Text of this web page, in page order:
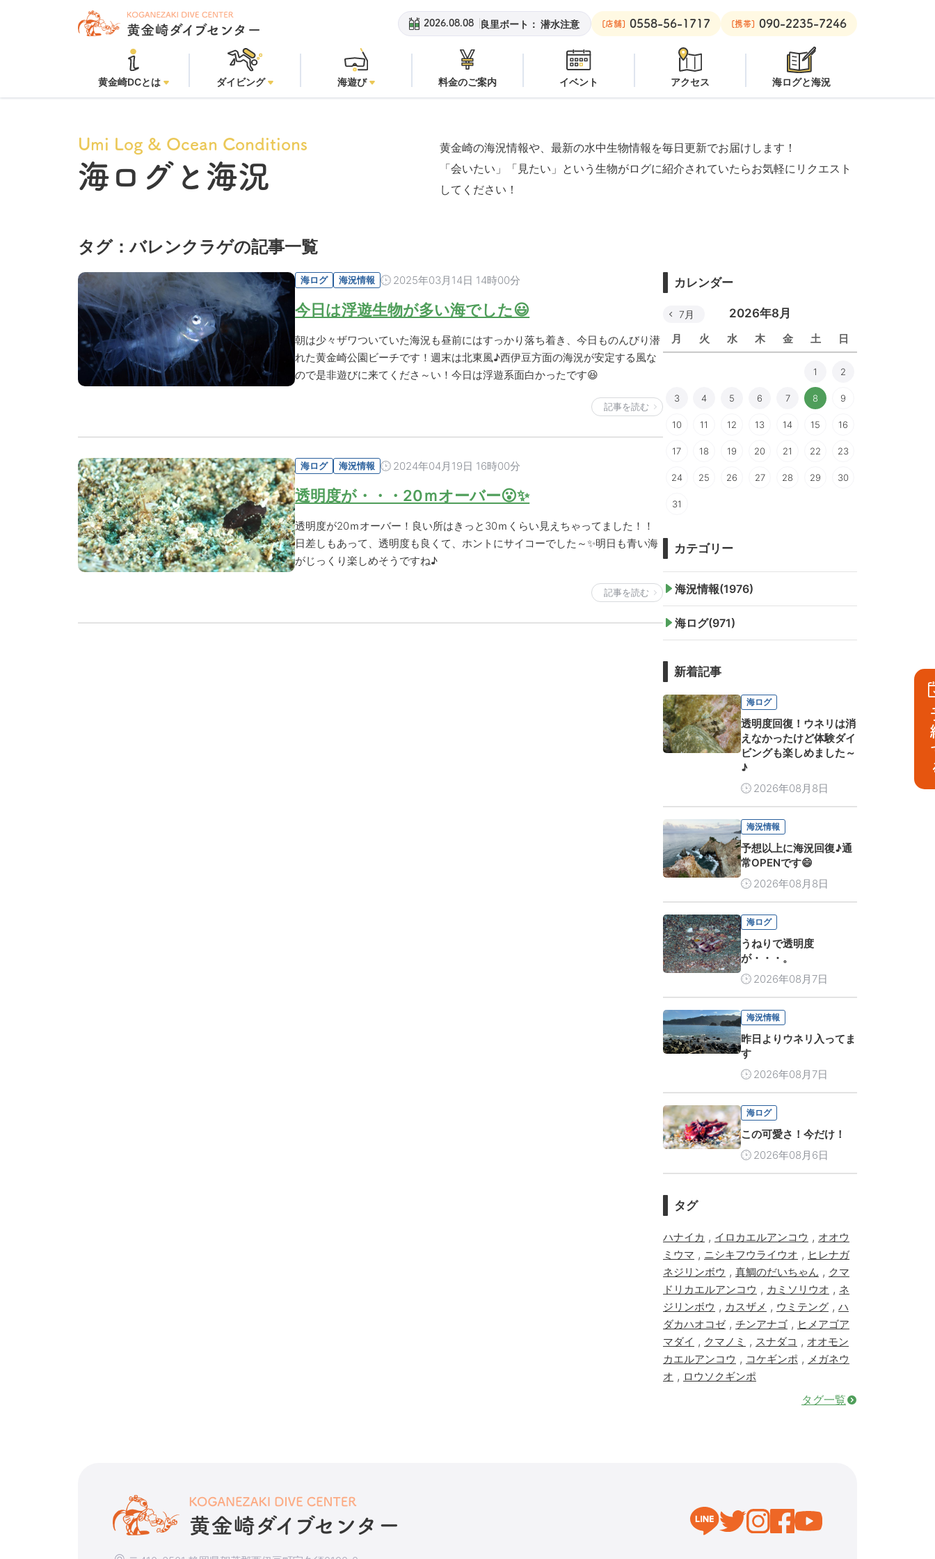
2026.08.08
黄金崎ビーチ： オープン 安良里ボート： 潜水注意 黄金崎ビーチ：オープン 安良里ボート：潜水注意
[店舗] 0558-56-1717 [携帯] 090-2235-7246
黄金崎DCとは ダイビング 海遊び 料金のご案内 イベント アクセス 海ログと海況
Umi Log & Ocean Conditions
海ログと海況
黄金崎の海況情報や、最新の水中生物情報を毎日更新でお届けします！
「会いたい」「見たい」という生物がログに紹介されていたらお気軽にリクエスト
してください！
タグ：バレンクラゲの記事一覧
海ログ 海況情報 2025年03月14日 14時00分
今日は浮遊生物が多い海でした😃
朝は少々ザワついていた海況も昼前にはすっかり落ち着き、今日ものんびり潜
れた黄金崎公園ビーチです！週末は北東風♪西伊豆方面の海況が安定する風な
ので是非遊びに来てくださ～い！今日は浮遊系面白かったです😆
記事を読む
海ログ 海況情報 2024年04月19日 16時00分
透明度が・・・20ｍオーバー😮✨
透明度が20ｍオーバー！良い所はきっと30ｍくらい見えちゃってました！！
日差しもあって、透明度も良くて、ホントにサイコーでした～✨明日も青い海
がじっくり楽しめそうですね♪
記事を読む
カレンダー
2026年8月
月 火 水 木 金 土 日
7月
1 2
3 4 5 6 7 8 9
10 11 12 13 14 15 16
17 18 19 20 21 22 23
24 25 26 27 28 29 30
31
カテゴリー
海況情報(1976)
海ログ(971)
新着記事
海ログ
透明度回復！ウネリは消
えなかったけど体験ダイ
ビングも楽しめました～
♪
2026年08月8日
海況情報
予想以上に海況回復♪通
常OPENです😄
2026年08月8日
海ログ
うねりで透明度
が・・・。
2026年08月7日
海況情報
昨日よりウネリ入ってま
す
2026年08月7日
海ログ
この可愛さ！今だけ！
2026年08月6日
タグ
ハナイカ , イロカエルアンコウ , オオウ
ミウマ , ニシキフウライウオ , ヒレナガ
ネジリンボウ , 真鯛のだいちゃん , クマ
ドリカエルアンコウ , カミソリウオ , ネ
ジリンボウ , カスザメ , ウミテング , ハ
ダカハオコゼ, チンアナゴ , ヒメアゴア
マダイ , クマノミ , スナダコ , オオモン
カエルアンコウ , コケギンポ , メガネウ
オ , ロウソクギンポ
タグ一覧